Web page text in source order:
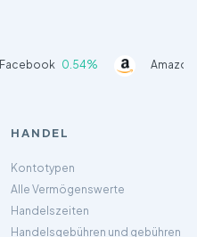
Facebook 0.54%
HANDEL
Kontotypen
Alle Vermögenswerte
Handelszeiten
Handelsgebühren und gebühren